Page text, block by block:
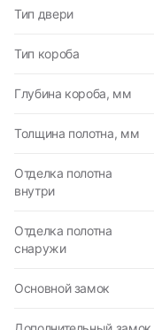
Тип двери
Тип короба
Глубина короба, мм
Толщина полотна, мм
Отделка полотна
внутри
Отделка полотна
снаружи
Основной замок